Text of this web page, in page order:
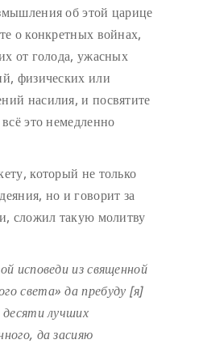
об этой царице
о конкретных войнах,
от голода, ужасных
физических или
насилия, и посвятите
это немедленно
который не только
но и говорит за
сложил такую молитву
исповедииз священной
света» да пребуду [я]
десяти лучших
да засияю